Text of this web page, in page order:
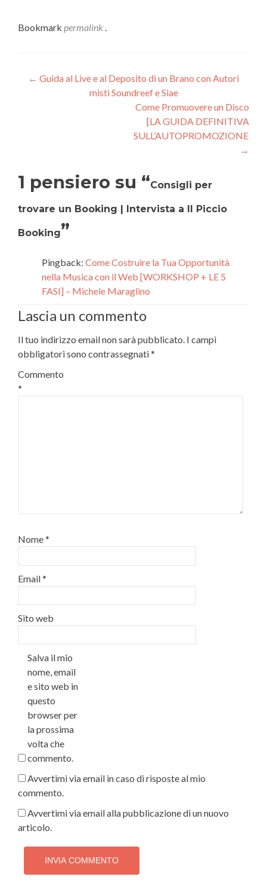
Bookmark permalink .
Navigazione
← Guida al Live e al Deposito di un Brano con Autori
misti Soundreef e Siae
Come Promuovere un Disco
[LA GUIDA DEFINITIVA
SULL’AUTOPROMOZIONE]
→
1 pensiero su “Consigli per
trovare un Booking | Intervista a Il Piccio
Booking”
Pingback: Come Costruire la Tua Opportunità
nella Musica con il Web [WORKSHOP + LE 5
FASI] – Michele Maraglino
Lascia un commento
Il tuo indirizzo email non sarà pubblicato. I campi
obbligatori sono contrassegnati*
Commento
*
Nome*
Email*
Sito web
Salva il mio
nome, email
e sito web in
questo
browser per
la prossima
volta che
commento.
Avvertimi via email in caso di risposte al mio
commento.
Avvertimi via email alla pubblicazione di un nuovo
articolo.